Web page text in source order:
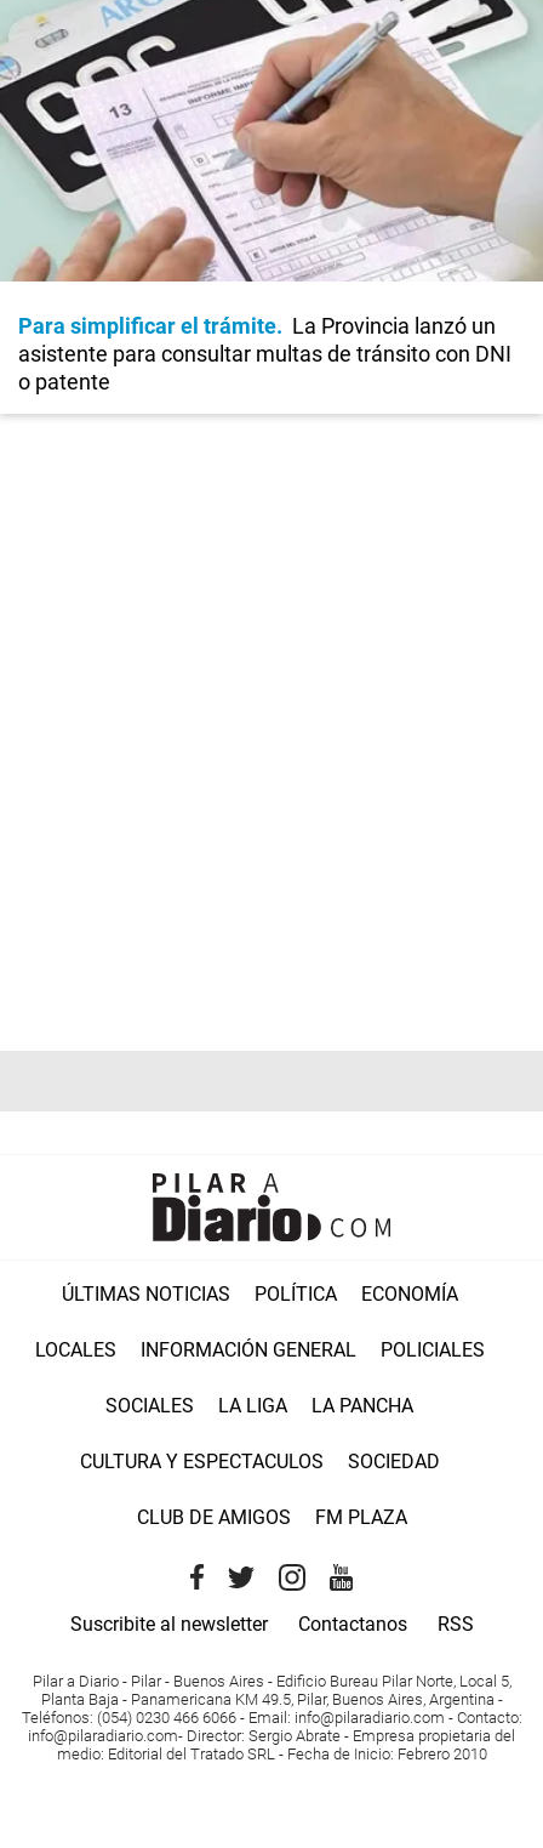
Para simplificar el trámite
La Provincia lanzó un
asistente para consultar multas de tránsito con DNI
o patente
ÚLTIMAS NOTICIAS POLÍTICA ECONOMÍA
LOCALES INFORMACIÓN GENERAL POLICIALES
SOCIALES LA LIGA LA PANCHA
CULTURA Y ESPECTACULOS SOCIEDAD
CLUB DE AMIGOS FM PLAZA
Suscribite al newsletter Contactanos RSS
Pilar a Diario - Pilar - Buenos Aires - Edificio Bureau Pilar Norte, Local 5,
Planta Baja - Panamericana KM 49.5, Pilar, Buenos Aires, Argentina -
Teléfonos: (054) 0230 466 6066 - Email : info@pilaradiario.com - Contacto:
info@pilaradiario.com- Director: Sergio Abrate - Empresa propietaria del
medio: Editorial del Tratado SRL - Fecha de Inicio: Febrero 2010